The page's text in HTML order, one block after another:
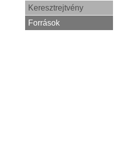
Keresztrejtvény
Források